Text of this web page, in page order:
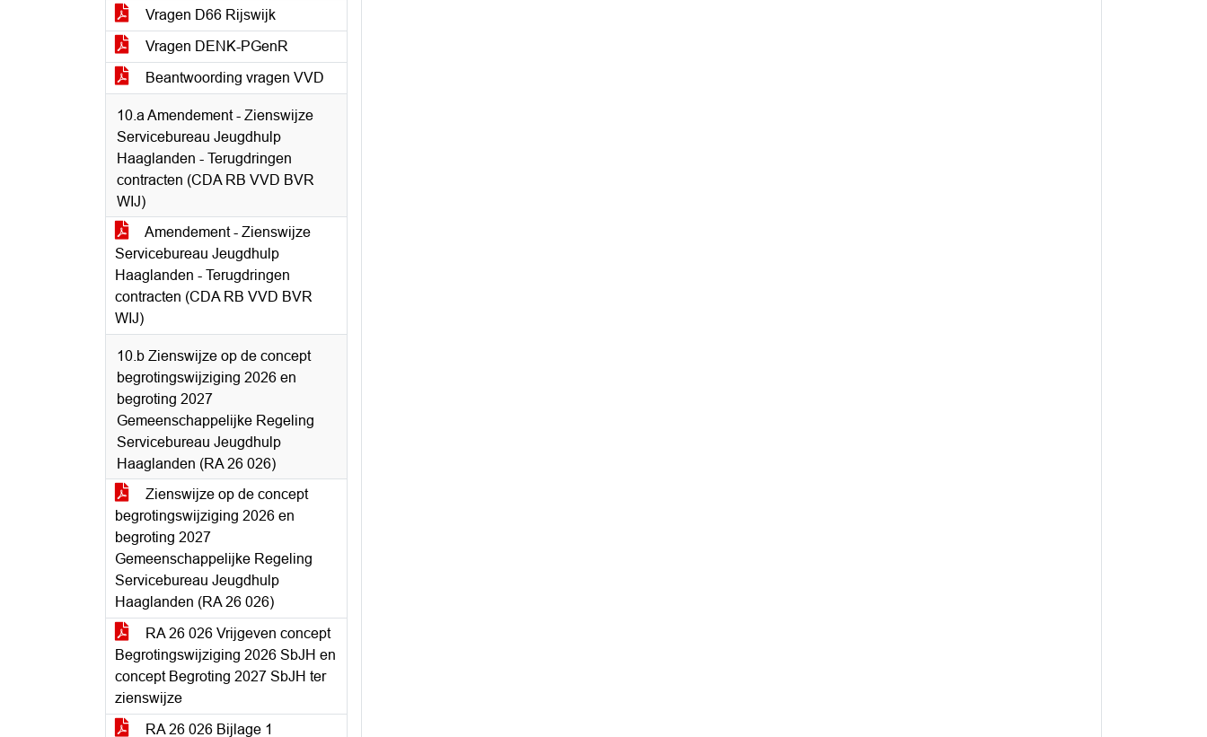
Vragen D66 Rijswijk
Vragen DENK-PGenR
Beantwoording vragen VVD
10.a Amendement - Zienswijze
Servicebureau Jeugdhulp
Haaglanden - Terugdringen
contracten (CDA RB VVD BVR
WIJ)
Amendement - Zienswijze
Servicebureau Jeugdhulp
Haaglanden - Terugdringen
contracten (CDA RB VVD BVR
WIJ)
10.b Zienswijze op de concept
begrotingswijziging 2026 en
begroting 2027
Gemeenschappelijke Regeling
Servicebureau Jeugdhulp
Haaglanden (RA 26 026)
Zienswijze op de concept
begrotingswijziging 2026 en
begroting 2027
Gemeenschappelijke Regeling
Servicebureau Jeugdhulp
Haaglanden (RA 26 026)
RA 26 026 Vrijgeven concept
Begrotingswijziging 2026 SbJH en
concept Begroting 2027 SbJH ter
zienswijze
RA 26 026 Bijlage 1